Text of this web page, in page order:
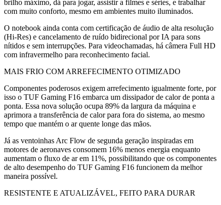
brilho máximo, dá para jogar, assistir a filmes e séries, e trabalhar
com muito conforto, mesmo em ambientes muito iluminados.
O notebook ainda conta com certificação de áudio de alta resolução
(Hi-Res) e cancelamento de ruído bidirecional por IA para sons
nítidos e sem interrupções. Para videochamadas, há câmera Full HD
com infravermelho para reconhecimento facial.
MAIS FRIO COM ARREFECIMENTO OTIMIZADO
Componentes poderosos exigem arrefecimento igualmente forte, por
isso o TUF Gaming F16 embarca um dissipador de calor de ponta a
ponta. Essa nova solução ocupa 89% da largura da máquina e
aprimora a transferência de calor para fora do sistema, ao mesmo
tempo que mantém o ar quente longe das mãos.
Já as ventoinhas Arc Flow de segunda geração inspiradas em
motores de aeronaves consomem 16% menos energia enquanto
aumentam o fluxo de ar em 11%, possibilitando que os componentes
de alto desempenho do TUF Gaming F16 funcionem da melhor
maneira possível.
RESISTENTE E ATUALIZÁVEL, FEITO PARA DURAR